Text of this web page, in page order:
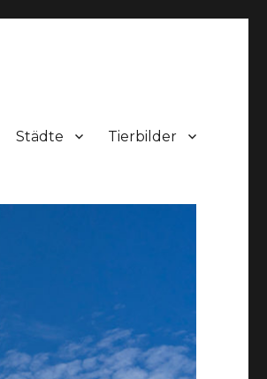
Städte Tierbilder